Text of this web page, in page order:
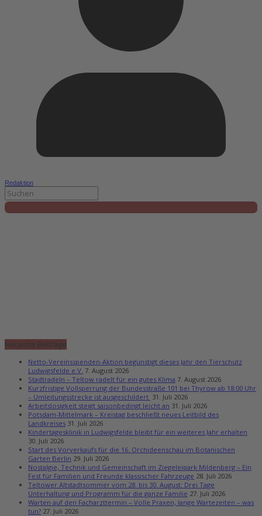
Redaktion
Neueste Beiträge
Netto-Vereinsspenden-Aktion begünstigt dieses Jahr den Tierschutz
Ludwigsfelde e.V. 7. August 2026
Stadtradeln – Teltow radelt für ein gutes Klima 7. August 2026
Kurzfristige Vollsperrung der Bundesstraße 101 bei Thyrow ab 18:00 Uhr
– Umleitungsstrecke ist ausgeschildert 31. Juli 2026
Arbeitslosigkeit steigt saisonbedingt leicht an 31. Juli 2026
Potsdam-Mittelmark – Kreistag beschließt neues Leitbild des
Landkreises 31. Juli 2026
Kindertagesklinik in Ludwigsfelde bleibt für ein weiteres Jahr erhalten
30. Juli 2026
Start des Vorverkaufs für die 16. Orchideenschau im Botanischen
Garten Berlin 29. Juli 2026
Nostalgie, Technik und Gemeinschaft im Ziegeleipark Mildenberg – Ein
Fest für Familien und Freunde klassischer Fahrzeuge 28. Juli 2026
Teltower Altstadtsommer vom 28. bis 30. August: Drei Tage
Unterhaltung und Programm für die ganze Familie 27. Juli 2026
Warten auf den Facharzttermin – Volle Praxen, lange Wartezeiten – was
tun? 27. Juli 2026